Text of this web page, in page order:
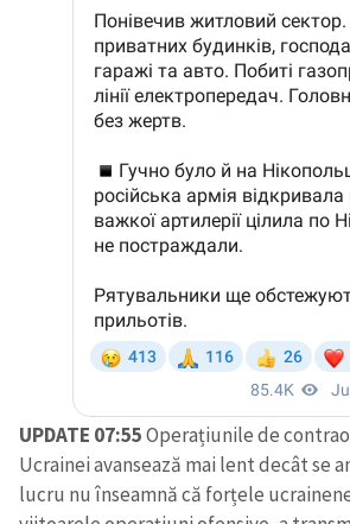
UPDATE 07:55Operațiunile de
Ucrainei avansează mai lent decât se
lucru nu înseamnă că forțele